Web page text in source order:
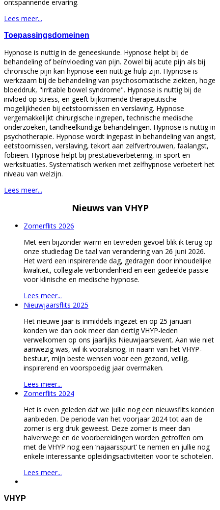
ontspannende ervaring.
Lees meer...
Toepassingsdomeinen
Hypnose is nuttig in de geneeskunde. Hypnose helpt bij de
behandeling of beïnvloeding van pijn. Zowel bij acute pijn als bij
chronische pijn kan hypnose een nuttige hulp zijn. Hypnose is
werkzaam bij de behandeling van psychosomatische ziekten, hoge
bloeddruk, "irritable bowel syndrome". Hypnose is nuttig bij de
invloed op stress, en geeft bijkomende therapeutische
mogelijkheden bij eetstoornissen en verslaving. Hypnose
vergemakkelijkt chirurgische ingrepen, technische medische
onderzoeken, tandheelkundige behandelingen. Hypnose is nuttig in
psychotherapie. Hypnose wordt ingepast in behandeling van angst,
eetstoornissen, verslaving, tekort aan zelfvertrouwen, faalangst,
fobieën. Hypnose helpt bij prestatieverbetering, in sport en
werksituaties. Systematisch werken met zelfhypnose verbetert het
niveau van welzijn.
Lees meer...
Nieuws van VHYP
Zomerflits 2026
Met een bijzonder warm en tevreden gevoel blik ik terug op
onze studiedag De taal van verandering van 26 juni 2026.
Het werd een inspirerende dag, gedragen door inhoudelijke
kwaliteit, collegiale verbondenheid en een gedeelde passie
voor klinische en medische hypnose.
Lees meer...
Nieuwjaarsflits 2025
Het nieuwe jaar is inmiddels ingezet en op 25 januari
konden we dan ook meer dan dertig VHYP-leden
verwelkomen op ons jaarlijks Nieuwjaarsevent. Aan wie niet
aanwezig was, wil ik vooralsnog, in naam van het VHYP-
bestuur, mijn beste wensen voor een gezond, veilig,
inspirerend en voorspoedig jaar overmaken.
Lees meer...
Zomerflits 2024
Het is even geleden dat we jullie nog een nieuwsflits konden
aanbieden. De periode van het voorjaar 2024 tot aan de
zomer is erg druk geweest. Deze zomer is meer dan
halverwege en de voorbereidingen worden getroffen om
met de VHYP nog een ‘najaarsspurt’ te nemen en jullie nog
enkele interessante opleidingsactiviteiten voor te schotelen.
Lees meer...
VHYP